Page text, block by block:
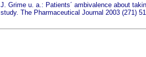
J. Grime u. a.: Patients´ ambivalence about
study. The Pharmaceutical Journal 2003 (271)